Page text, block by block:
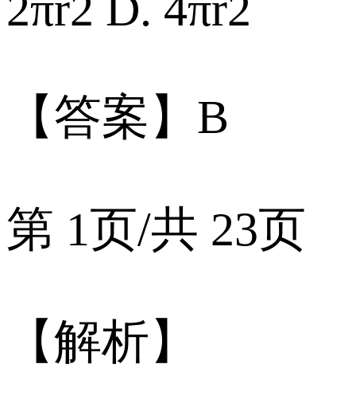
【答案】B
第 1页/共 23页
【解析】